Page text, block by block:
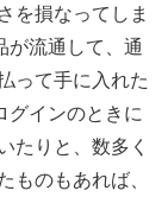
を損なってしま
が流通して、通
って手に入れた
グインのときに
たりと、数多く
のもあれば、